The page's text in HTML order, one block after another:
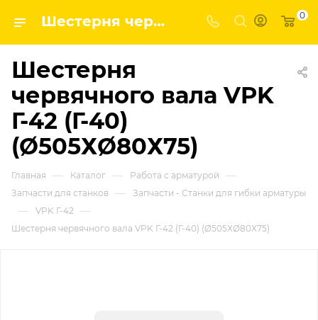
Шестерня червячного вала VPK Г-42 (Г-40) (Ø505ХØ80Х75) | Завод строительных и промышленных механизмов VPK 0
Шестерня
червячного вала VPK
Г-42 (Г-40)
(Ø505ХØ80Х75)
Главная — Каталог — Работа с арматурой —
Запчасти для станков — Запчасти - Станки для гибки арматуры
— VPK Г-42 —
Шестерня червячного вала VPK Г-42 (Г-40) (Ø505ХØ80Х75)